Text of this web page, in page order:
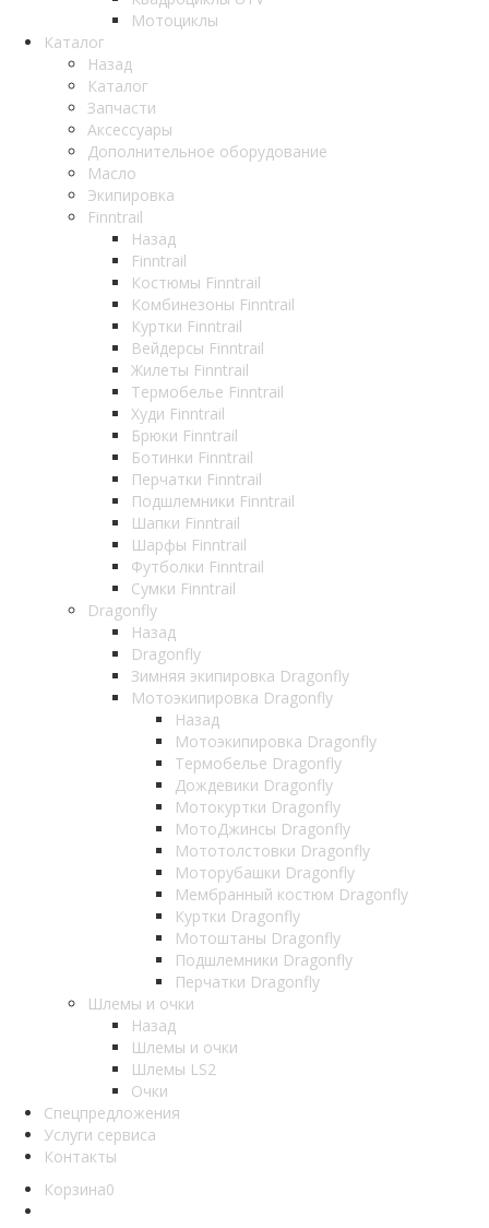
Мотоциклы
Каталог
Назад
Каталог
Запчасти
Аксессуары
Дополнительное оборудование
Масло
Экипировка
Finntrail
Назад
Finntrail
Костюмы Finntrail
Комбинезоны Finntrail
Куртки Finntrail
Вейдерсы Finntrail
Жилеты Finntrail
Термобелье Finntrail
Худи Finntrail
Брюки Finntrail
Ботинки Finntrail
Перчатки Finntrail
Подшлемники Finntrail
Шапки Finntrail
Шарфы Finntrail
Футболки Finntrail
Сумки Finntrail
Dragonfly
Назад
Dragonfly
Зимняя экипировка Dragonfly
Мотоэкипировка Dragonfly
Назад
Мотоэкипировка Dragonfly
Термобелье Dragonfly
Дождевики Dragonfly
Мотокуртки Dragonfly
МотоДжинсы Dragonfly
Мототолстовки Dragonfly
Моторубашки Dragonfly
Мембранный костюм Dragonfly
Куртки Dragonfly
Мотоштаны Dragonfly
Подшлемники Dragonfly
Перчатки Dragonfly
Шлемы и очки
Назад
Шлемы и очки
Шлемы LS2
Очки
Спецпредложения
Услуги сервиса
Контакты
Корзина0